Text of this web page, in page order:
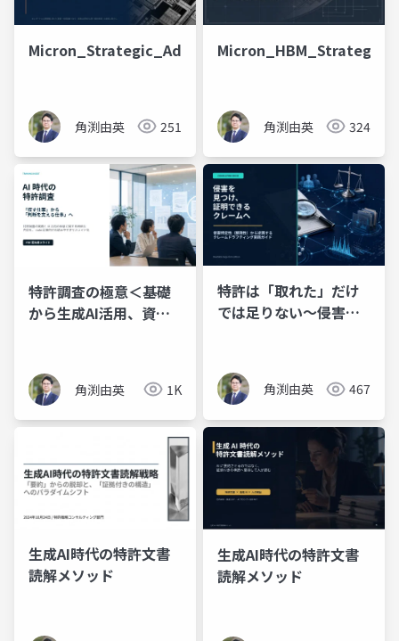
Micron_Strategic_Advantage
角渕由英 251 角渕由英 324
特許調査の極意＜基礎
から生成AI活用、資格
角渕由英 1K
特許は「取れた」だけ
では足りない～侵害を
角渕由英 467
生成AI時代の特許文書
読解メソッド
生成AI時代の特許文書
読解メソッド